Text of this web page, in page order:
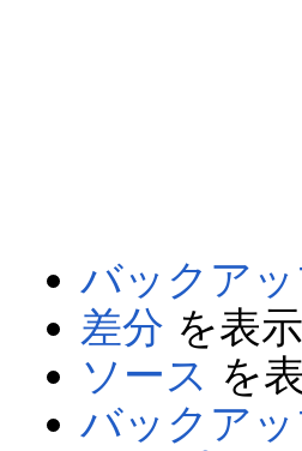
バックア
差分 を表示
ソース を
バックア